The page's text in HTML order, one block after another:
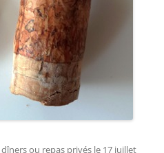
dîners ou repas privés le 17 juillet